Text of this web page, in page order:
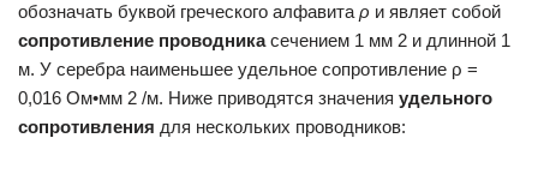
обозначать буквой греческого алфавита ρ и являет собой
сопротивление проводникасечением 1 мм 2 и длинной 1
м. У серебра наименьшее удельное сопротивление ρ =
0,016 Ом•мм 2 /м. Ниже приводятся значения удельного
сопротивления для нескольких проводников: